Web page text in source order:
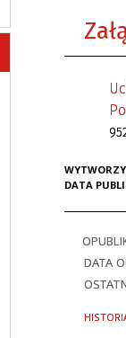
DATA
DATA